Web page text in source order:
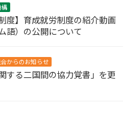
構
度】育成就労制度の紹介動画
語）の公開について
からのお知らせ
する二国間の協力覚書」を更